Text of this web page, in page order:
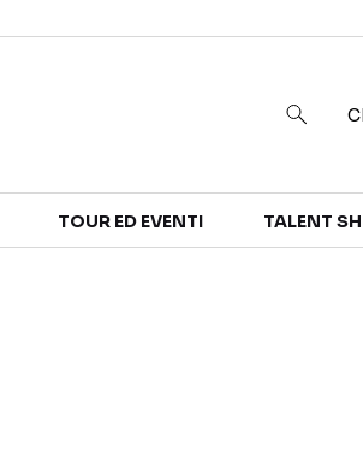
TOUR ED EVENTI TALENT